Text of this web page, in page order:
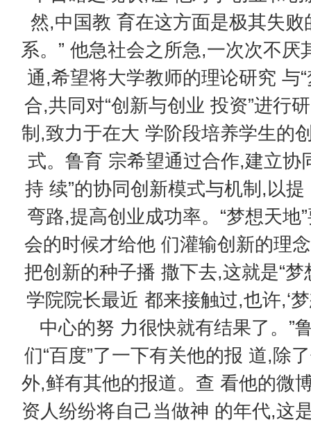
然,中国教 育在这方面是极其失
系。” 他急社会之所急,一次次不
通,希望将大学教师的理论研究 与
合,共同对“创新与创业 投资”进行
制,致力于在大 学阶段培养学生的
式。鲁育 宗希望通过合作,建立协
持 续”的协同创新模式与机制,以
弯路,提高创业成功率。“梦想天
会的时候才给他 们灌输创新的理
把创新的种子播 撒下去,这就是“
学院院长最近 都来接触过,也许,‘
中心的努 力很快就有结果了。”
们“百度”了一下有关他的报 道,除
外,鲜有其他的报道。查 看他的微
资人纷纷将自己当做神 的年代,这